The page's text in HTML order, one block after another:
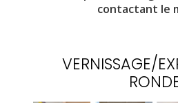
contactant le
VERNISSAGE/